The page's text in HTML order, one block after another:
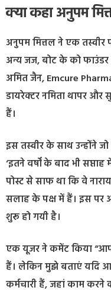
क्या कहा अनुपम
अनुपम मित्तल ने एक
अन्य जज, बोट के को
अमित जैन, Emcure
डायरेक्टर नमिता थापर और
हैं।
इस तस्वीर के साथ उन्होंने
‘इतने वर्षों के बाद भी
पोस्ट से साफ था कि वे
सलाह के पक्ष में हैं। इस पर
शुरू हो गयी है।
एक यूजर ने कमेंट किया
हैं। लेकिन मुझे बताएं यदि
कर्मचारी हैं, जहां काम